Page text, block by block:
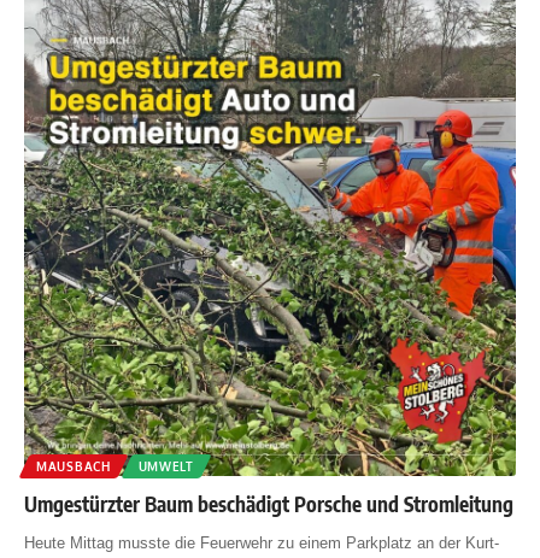
MAUSBACH UMWELT
Umgestürzter Baum beschädigt Porsche und Stromleitung
Heute Mittag musste die Feuerwehr zu einem Parkplatz an der Kurt-